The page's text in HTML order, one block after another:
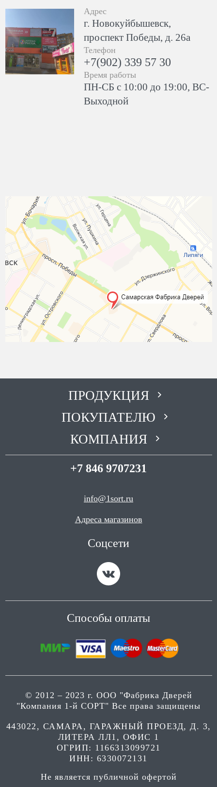
Адрес
г. Новокуйбышевск,
проспект Победы, д. 26а
Телефон
+7(902) 339 57 30
Время работы
ПН-СБ с 10:00 до 19:00, ВС-
Выходной
ПРОДУКЦИЯ
ПОКУПАТЕЛЮ
КОМПАНИЯ
+7 846 9707231
info@1sort.ru
Адреса магазинов
Соцсети
Способы оплаты
© 2012 – 2023 г. ООО "Фабрика Дверей
"Компания 1-й СОРТ" Все права защищены
443022, САМАРА, ГАРАЖНЫЙ ПРОЕЗД, Д. 3,
ЛИТЕРА ЛЛ1, ОФИС 1
ОГРИП: 1166313099721
ИНН: 6330072131
Не является публичной офертой